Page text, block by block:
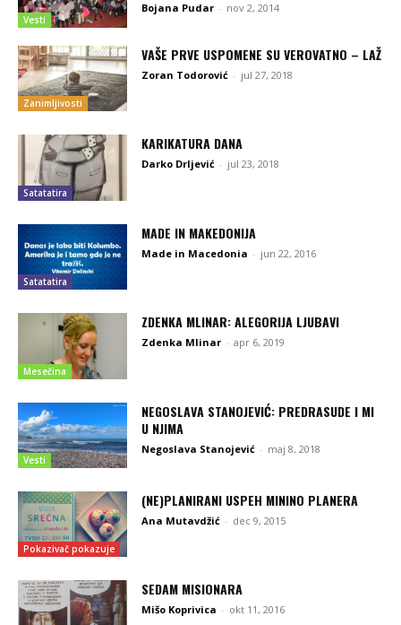
Vesti
Bojana Pudar - nov 2, 2014
Zanimljivosti
VAŠE PRVE USPOMENE SU VEROVATNO – LAŽ
Zoran Todorović - jul 27, 2018
Satatatira
KARIKATURA DANA
Darko Drljević - jul 23, 2018
Satatatira
MADE IN MAKEDONIJA
Made in Macedonia - jun 22, 2016
Mesečina
ZDENKA MLINAR: ALEGORIJA LJUBAVI
Zdenka Mlinar - apr 6, 2019
Vesti
NEGOSLAVA STANOJEVIĆ: PREDRASUDE I MI
U NJIMA
Negoslava Stanojević - maj 8, 2018
Pokazivač pokazuje
(NE)PLANIRANI USPEH MININO PLANERA
Ana Mutavdžić - dec 9, 2015
SEDAM MISIONARA
Mišo Koprivica - okt 11, 2016